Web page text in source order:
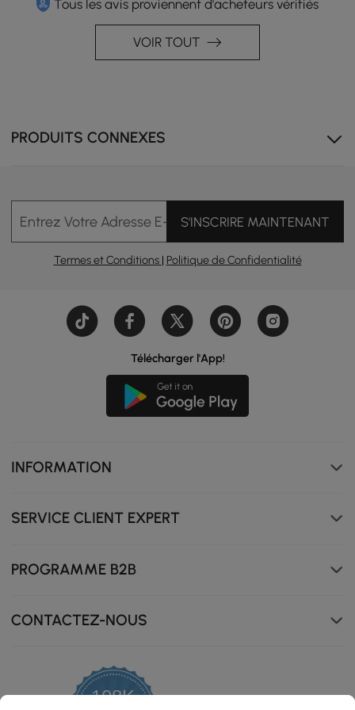
Touchez le bouton pour personnaliser la luminosité de
la lumière LED.
Chargement multifonctionnel : sans fil et filaire (type C,
Tous les avis proviennent d'acheteurs vérifiés
VOIR TOUT
PRODUITS CONNEXES
Entrez Votre Adresse E-mailS'INSCRIRE MAINTENANT
Termes et Conditions | Politique de Confidentialité
Télécharger l'App!
INFORMATION
SERVICE CLIENT EXPERT
PROGRAMME B2B
CONTACTEZ-NOUS
108K